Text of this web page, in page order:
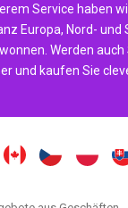
Service haben
Europa, Nord- und
Werden auch
und kaufen Sie